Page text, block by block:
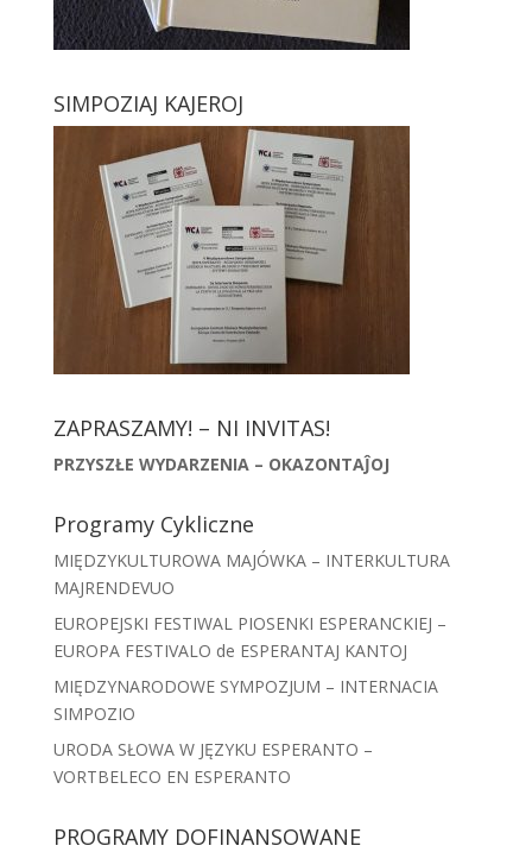
SIMPOZIAJ KAJEROJ
ZAPRASZAMY! – NI INVITAS!
PRZYSZŁE WYDARZENIA – OKAZONTAĴOJ
Programy Cykliczne
MIĘDZYKULTUROWA MAJÓWKA – INTERKULTURA
MAJRENDEVUO
EUROPEJSKI FESTIWAL PIOSENKI ESPERANCKIEJ –
EUROPA FESTIVALO de ESPERANTAJ KANTOJ
MIĘDZYNARODOWE SYMPOZJUM – INTERNACIA
SIMPOZIO
URODA SŁOWA W JĘZYKU ESPERANTO –
VORTBELECO EN ESPERANTO
PROGRAMY DOFINANSOWANE